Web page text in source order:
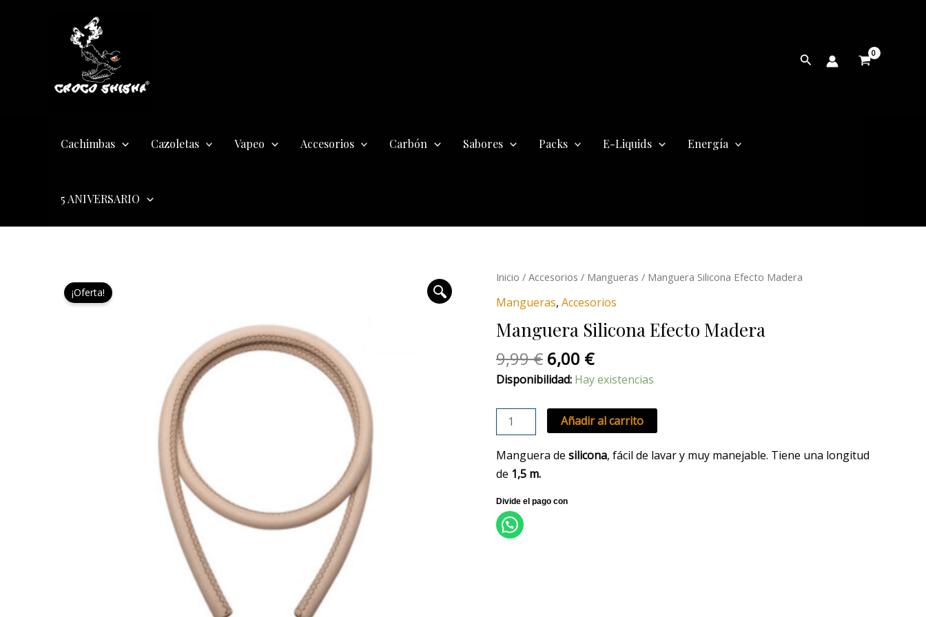
Buscar
Cachimbas Cazoletas Vapeo Accesorios Carbón Sabores Packs E-Liquids Energía
5 ANIVERSARIO
¡Oferta!
Inicio / Accesorios / Mangueras / Manguera Silicona Efecto Madera
Mangueras, Accesorios
Manguera Silicona Efecto Madera
9,99€
El
precio
original
era:
9,99 €.
6,00 €
El
precio
actual
es:
6,00 €.
Disponibilidad: Hay existencias
Manguera
Silicona
Efecto
Madera
cantidad
Añadir al carrito
Manguera de silicona, fácil de lavar y muy manejable. Tiene una longitud
de 1,5 m.